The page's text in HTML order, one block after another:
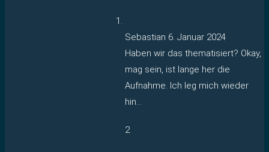
Sebastian 6. Januar 2024
Haben wir das thematisiert? Okay,
mag sein, ist lange her die
Aufnahme. Ich leg mich wieder
hin…
2